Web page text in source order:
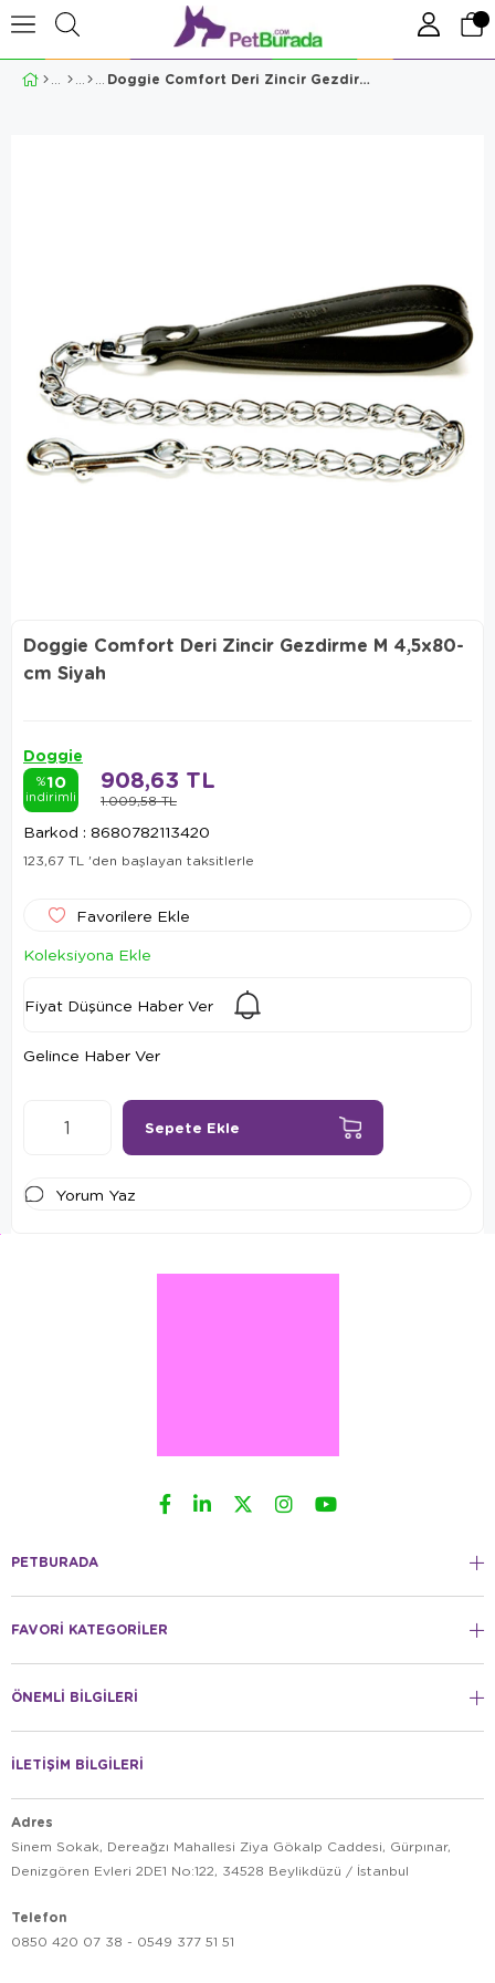
Doggie Comfort Deri Zincir Gezdirme M 4,5x80-cm Siyah
Doggie Comfort Deri Zincir Gezdirme M 4,5x80-
cm Siyah
Doggie
%10
indirimli 1.009,58 TL
908,63 TL
Barkod : 8680782113420
123,67 TL 'den başlayan taksitlerle
Favorilere Ekle
Koleksiyona Ekle
Fiyat Düşünce Haber Ver
Gelince Haber Ver
Yorum Yaz
PETBURADA
FAVORİ KATEGORİLER
ÖNEMLİ BİLGİLERİ
İLETİŞİM BİLGİLERİ
Adres
Sinem Sokak, Dereağzı Mahallesi Ziya Gökalp Caddesi, Gürpınar,
Denizgören Evleri 2DE1 No:122, 34528 Beylikdüzü / İstanbul
Telefon
0850 420 07 38 - 0549 377 51 51